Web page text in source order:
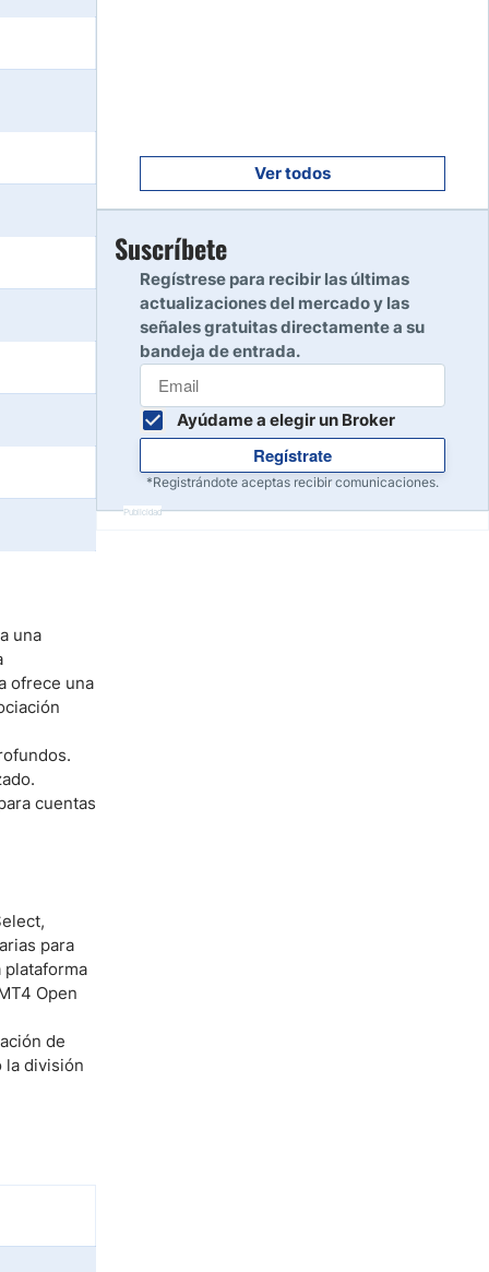
una
ofrece una
cuentas
para
plataforma
Open
de
la división
Leer reseña
10
Ver todos
Suscríbete
Regístrese para recibir las últimas
actualizaciones del mercado y las
señales gratuitas directamente a su
bandeja de entrada.
Ayúdame a elegir un Broker
Regístrate
*Registrándote aceptas recibir comunicaciones.
Publicidad